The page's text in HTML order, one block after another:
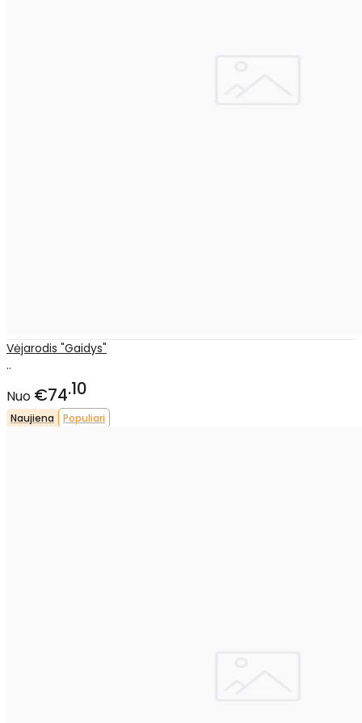
Vėjarodis "Gaidys"
..
Nuo €74 10
Naujiena Populiari